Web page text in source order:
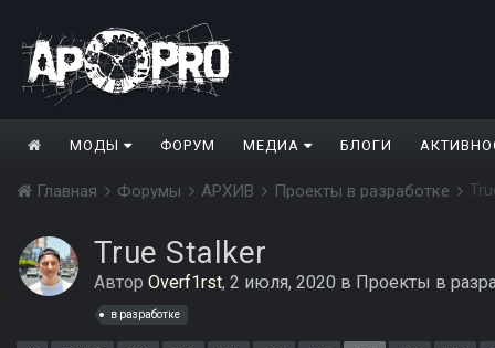
МОДЫ ФОРУМ МЕДИА БЛОГИ
Главная Форумы АРХИВ Проекты в разработке
True Stalker
Автор Overf1rst, 2 июля, 2020 в Проекты в
в разработке